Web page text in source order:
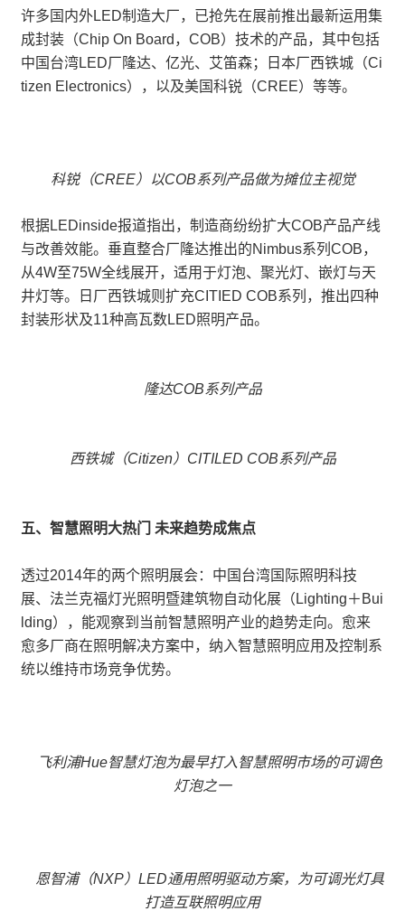
许多国内外LED制造大厂，已抢先在展前推出最新运用集
成封装（Chip On Board，COB）技术的产品，其中包括
中国台湾LED厂隆达、亿光、艾笛森；日本厂西铁城（Ci
tizen Electronics），以及美国科锐（CREE）等等。
科锐（CREE）以COB系列产品做为摊位主视觉
根据LEDinside报道指出，制造商纷纷扩大COB产品产线
与改善效能。垂直整合厂隆达推出的Nimbus系列COB，
从4W至75W全线展开，适用于灯泡、聚光灯、嵌灯与天
井灯等。日厂西铁城则扩充CITIED COB系列，推出四种
封装形状及11种高瓦数LED照明产品。
隆达COB系列产品
西铁城（Citizen）CITILED COB系列产品
五、智慧照明大热门 未来趋势成焦点
透过2014年的两个照明展会：中国台湾国际照明科技
展、法兰克福灯光照明暨建筑物自动化展（Lighting＋Bui
lding），能观察到当前智慧照明产业的趋势走向。愈来
愈多厂商在照明解决方案中，纳入智慧照明应用及控制系
统以维持市场竞争优势。
飞利浦Hue智慧灯泡为最早打入智慧照明市场的可调色
灯泡之一
恩智浦（NXP）LED通用照明驱动方案，为可调光灯具
打造互联照明应用